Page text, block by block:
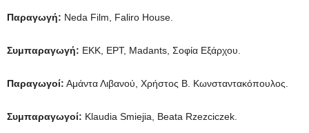
Παραγωγή: Neda Film, Faliro House.
Συμπαραγωγή: ΕΚΚ, ΕΡΤ, Madants, Σοφία Εξάρχου.
Παραγωγοί: Αμάντα Λιβανού, Χρήστος Β. Κωνσταντακόπουλος.
Συμπαραγωγοί: Klaudia Smiejia, Beata Rzezciczek.